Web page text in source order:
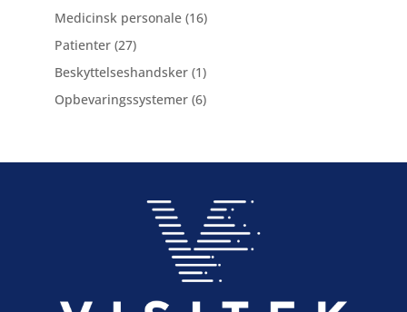
varer
Medicinsk personale 1616
Patienter 2727
varer
Beskyttelseshandsker 11
vare
Opbevaringssystemer 66